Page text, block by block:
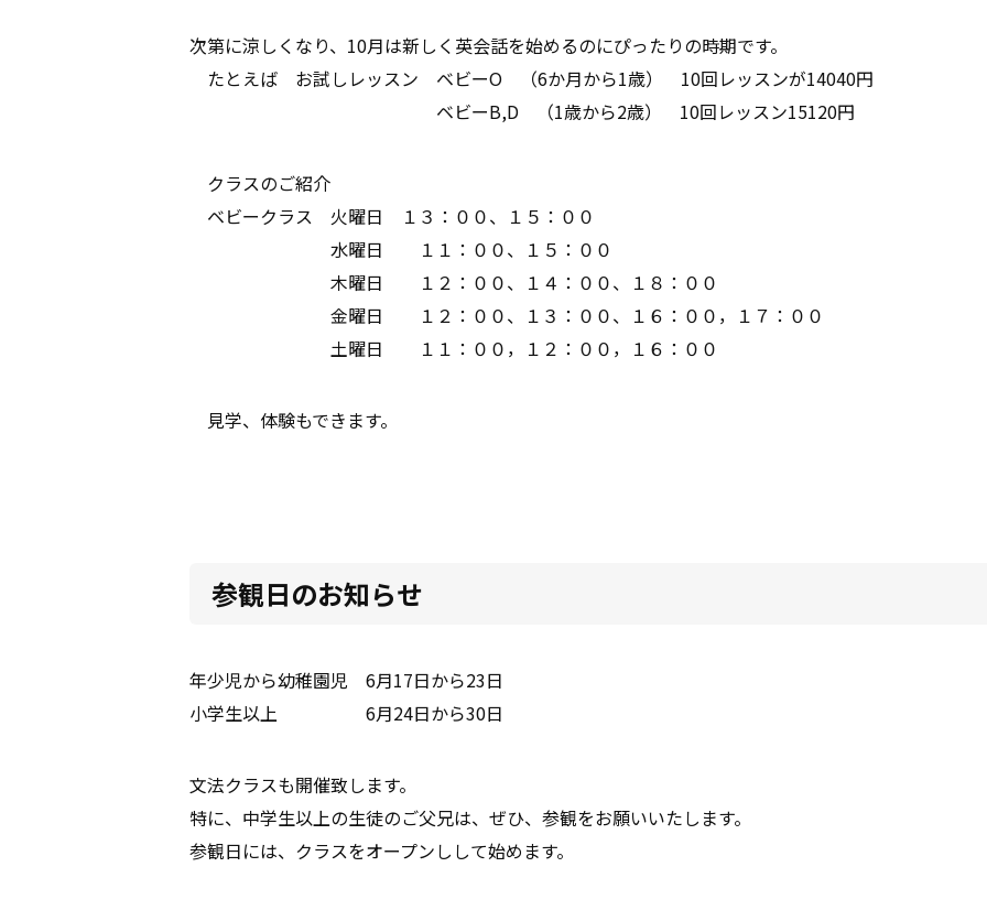
次第に涼しくなり、10月は新しく英会話を始めるのにぴったりの時期です。
たとえば お試しレッスン ベビーO （6か月から1歳） 10回レッスンが14040円
ベビーB,D （1歳から2歳） 10回レッスン15120円
クラスのご紹介
ベビークラス 火曜日 １３：００、１５：００
水曜日 １１：００、１５：００
木曜日 １２：００、１４：００、１８：００
金曜日 １２：００、１３：００、１６：００，１７：００
土曜日 １１：００，１２：００，１６：００
見学、体験もできます。
参観日のお知らせ
年少児から幼稚園児 6月17日から23日
小学生以上 6月24日から30日
文法クラスも開催致します。
特に、中学生以上の生徒のご父兄は、ぜひ、参観をお願いいたします。
参観日には、クラスをオープンしして始めます。